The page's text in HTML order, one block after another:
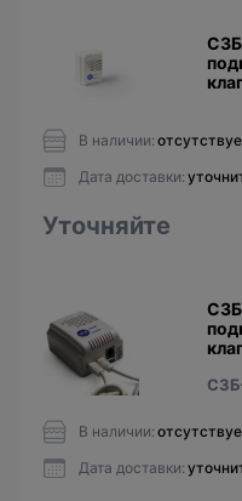
В наличии:
Дата доставки:
Уточняйте
В наличии:
Дата доставки: